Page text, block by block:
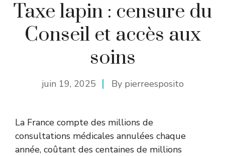
Taxe lapin : censure du
Conseil et accès aux
soins
juin 19, 2025 By pierreesposito
La France compte des millions de
consultations médicales annulées chaque
année, coûtant des centaines de millions